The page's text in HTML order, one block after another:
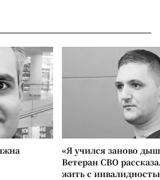
«Я учился заново
Ветеран СВО
жить с